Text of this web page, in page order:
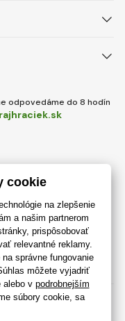
odpovedáme do 8 hodín